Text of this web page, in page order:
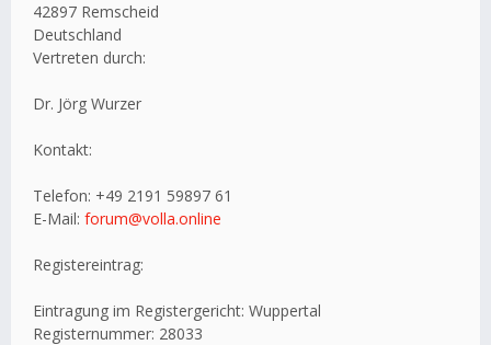
42897 Remscheid
Deutschland
Vertreten durch:
Dr. Jörg Wurzer
Kontakt:
Telefon: +49 2191 59897 61
E-Mail: forum@volla.online
Registereintrag:
Eintragung im Registergericht: Wuppertal
Registernummer: 28033